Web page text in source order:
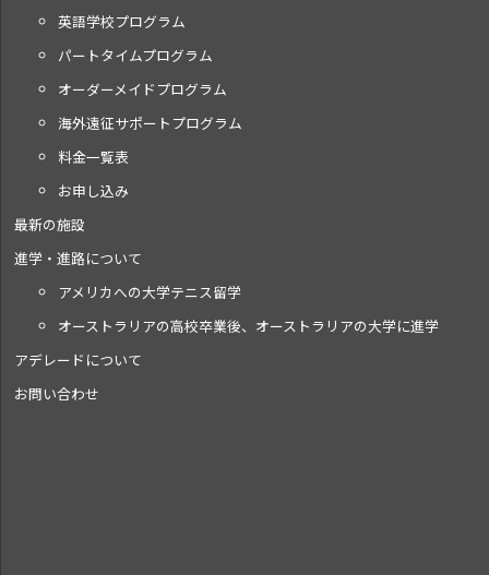
英語学校プログラム
パートタイムプログラム
オーダーメイドプログラム
海外遠征サポートプログラム
料金一覧表
お申し込み
最新の施設
進学・進路について
アメリカへの大学テニス留学
オーストラリアの高校卒業後、オーストラリアの大学に進学
アデレードについて
お問い合わせ